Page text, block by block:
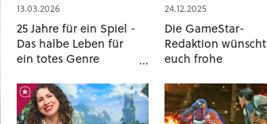
13.03.2026
25 Jahre für ein Spiel -
Das halbe Leben für
ein totes Genre
GameStar]
24.12.2025
Die GameStar-
Redaktion wünscht
euch frohe